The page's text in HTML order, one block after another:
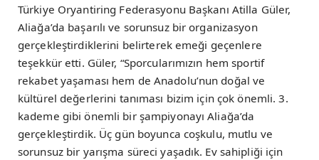
Türkiye Oryantiring Federasyonu Başkanı Atilla Güler,
Aliağa’da başarılı ve sorunsuz bir organizasyon
gerçekleştirdiklerini belirterek emeği geçenlere
teşekkür etti. Güler, “Sporcularımızın hem sportif
rekabet yaşaması hem de Anadolu’nun doğal ve
kültürel değerlerini tanıması bizim için çok önemli. 3.
kademe gibi önemli bir şampiyonayı Aliağa’da
gerçekleştirdik. Üç gün boyunca coşkulu, mutlu ve
sorunsuz bir yarışma süreci yaşadık. Ev sahipliği için